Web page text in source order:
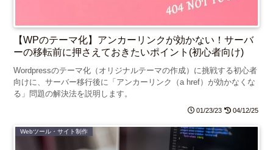
【WPのテーマ化】アンカーリンクが効かない！サーバ
ーの移転前に押さえておきたいポイント(初心者向け)
Wordpressのテーマ化（オリジナルテーマの作成）に挑戦する初心者
向けに、サーバー移行後に「アンカーリンク（a href）が効かなくな
る」問題の解決法を説明します。
01/23/23 04/12/25
Webツール・サイト制作